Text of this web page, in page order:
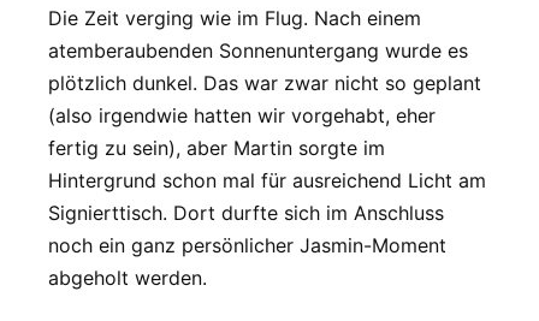
Die Zeit verging wie im Flug. Nach einem
atemberaubenden Sonnenuntergang wurde es
plötzlich dunkel. Das war zwar nicht so geplant
(also irgendwie hatten wir vorgehabt, eher
fertig zu sein), aber Martin sorgte im
Hintergrund schon mal für ausreichend Licht am
Signierttisch. Dort durfte sich im Anschluss
noch ein ganz persönlicher Jasmin-Moment
abgeholt werden.